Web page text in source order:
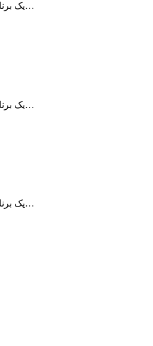
Remote Desktop Manager یک برنامه کوچک برای مدیریت ارتباطات از راه دور می باشد…
Remote Desktop Manager یک برنامه کوچک برای مدیریت ارتباطات از راه دور می باشد…
Remote Desktop Manager یک برنامه کوچک برای مدیریت ارتباطات از راه دور می باشد…